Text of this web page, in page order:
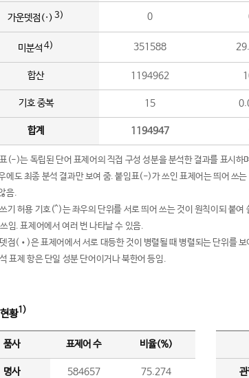
가운뎃점(·) 3) 0
미분석 4) 351588
합산 1194962
기호 중복 15
합계 1194947
(-)는 독립된 단어 표제어의 직접 구성 성분을 분석한 결과를 표시하
에도 최종 분석 결과만 보여 줌. 붙임표(-)가 쓰인 표제어는 띄어 쓰
음.
기 허용 기호(^)는 좌우의 단위를 서로 띄어 쓰는 것이 원칙이되 붙여
임. 표제어에서 여러 번 나타날 수 있음.
점(•)은 표제어에서 서로 대등한 것이 병렬될 때 병렬되는 단위를 보
표제 항은 단일 성분 단어이거나 북한어 등임.
황1)
품사 표제어 수 비율(%)
명사 584657 75.274